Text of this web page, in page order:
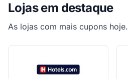
Lojas em destaque
As lojas com mais cupons hoje.